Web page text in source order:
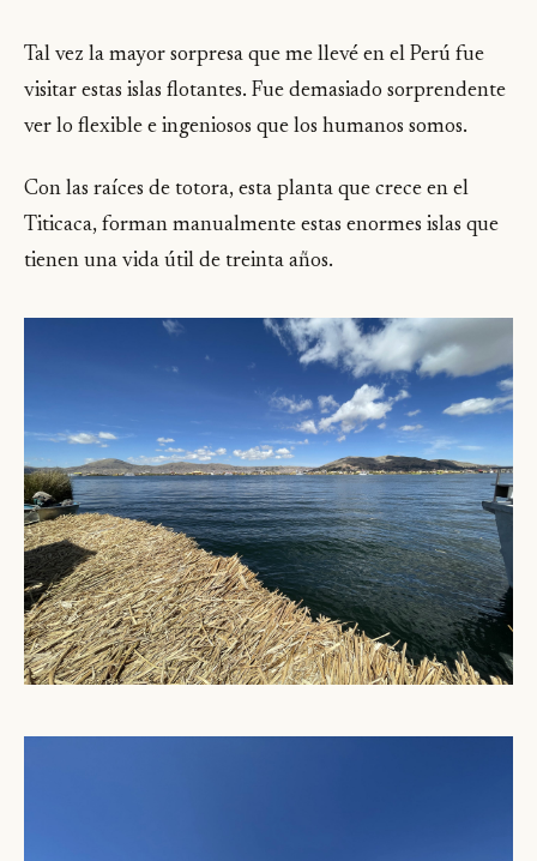
Tal vez la mayor sorpresa que me llevé en el Perú fue
visitar estas islas flotantes. Fue demasiado sorprendente
ver lo flexible e ingeniosos que los humanos somos.
Con las raíces de totora, esta planta que crece en el
Titicaca, forman manualmente estas enormes islas que
tienen una vida útil de treinta años.